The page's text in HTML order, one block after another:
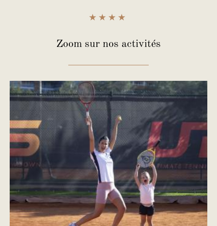
Zoom sur nos activités